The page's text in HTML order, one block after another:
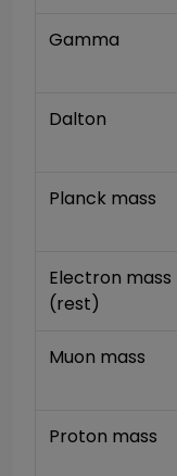
Gamma
Dalton
Planck mass
Electron mass
(rest)
Muon mass
Proton mass